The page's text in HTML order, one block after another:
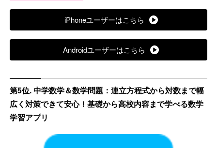
iPhoneユーザーはこちら
Androidユーザーはこちら
第5位. 中学数学＆数学問題：連立方程式から対数まで幅
広く対策できて安心！基礎から高校内容まで学べる数学
学習アプリ